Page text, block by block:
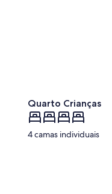
Quarto Crianças
4 camas individuais